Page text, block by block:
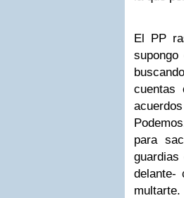
El PP
cuentas
para
delante-